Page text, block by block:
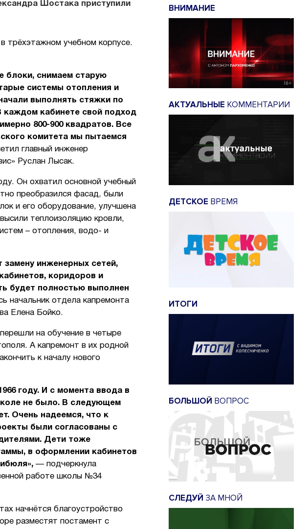
Шостака приступили
трёхэтажном учебном корпусе.
блоки, снимаем старую
системы отопления и
выполнять стяжки по
кабинете свой подход
800-900 квадратов. Все
комитета мы пытаемся
главный инженер
Руслан Лысак.
Он охватил основной учебный
преобразился фасад, были
и его оборудование, улучшена
теплоизоляцию кровли,
– отопления, водо- и
замену инженерных сетей,
коридоров и
будет полностью выполнен
начальник отдела капремонта
Елена Бойко.
на обучение в четыре
А капремонт в их родной
к началу нового
году. И с момента ввода в
не было. В следующем
Очень надеемся, что к
были согласованы с
Дети тоже
в оформлении кабинетов
— подчеркнула
работе школы №34
начнётся благоустройство
разместят постамент с
ВНИМАНИЕ
АКТУАЛЬНЫЕ КОММЕНТАРИИ
ДЕТСКОЕ ВРЕМЯ
ИТОГИ
БОЛЬШОЙ ВОПРОС
СЛЕДУЙ ЗА МНОЙ